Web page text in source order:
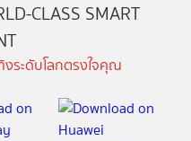
CLASS SMART
ระดับโลกตรงใจคุณ